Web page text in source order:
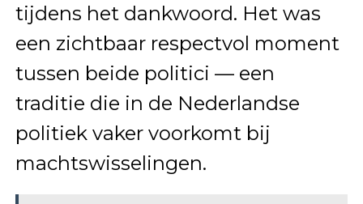
tijdens het dankwoord. Het was
een zichtbaar respectvol moment
tussen beide politici — een
traditie die in de Nederlandse
politiek vaker voorkomt bij
machtswisselingen.